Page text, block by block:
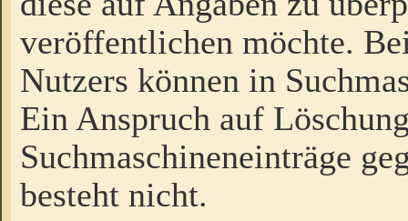
veröffentlichen möchte.
Nutzers können in
Ein Anspruch auf
Suchmaschineneinträge
besteht nicht.